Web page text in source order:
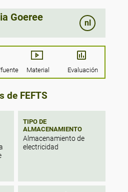
Goeree
nl
Material Evaluación
de FEFTS
TIPO DE
ALMACENAMIENTO
Almacenamiento de
electricidad